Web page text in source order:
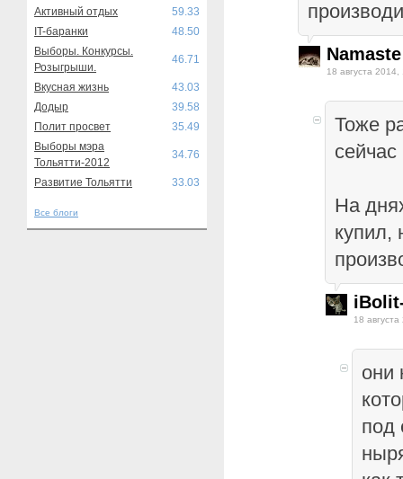
Активный отдых
59.33
IT-баранки
48.50
Выборы. Конкурсы.
Розыгрыши.
46.71
Вкусная жизнь
43.03
Додыр
39.58
Полит просвет
35.49
Выборы мэра
Тольятти-2012
34.76
Развитие Тольятти 33.03
Все блоги
Namaste
18 августа 2014,
Тоже
На
купил,
18
они
под